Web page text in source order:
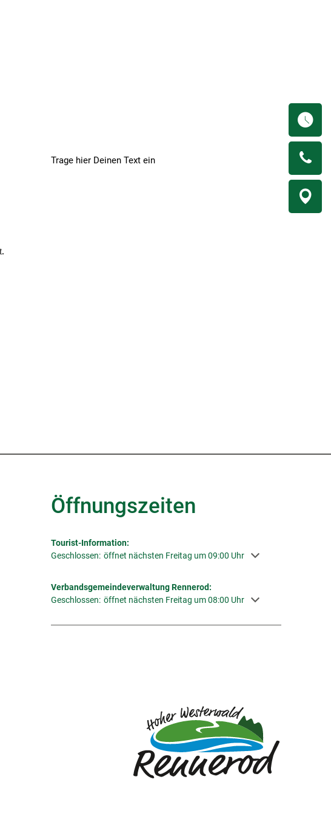
Trage hier Deinen Text ein
Öffnungszeiten
Tourist-Information:
Klicken, um weitere Öffnungs- oder Schließzeiten auszublenden
Geschlossen: öffnet nächsten Freitag um 09:00 Uhr
Verbandsgemeindeverwaltung Rennerod:
Klicken, um weitere Öffnungs- oder Schließzeiten auszublenden
Geschlossen: öffnet nächsten Freitag um 08:00 Uhr